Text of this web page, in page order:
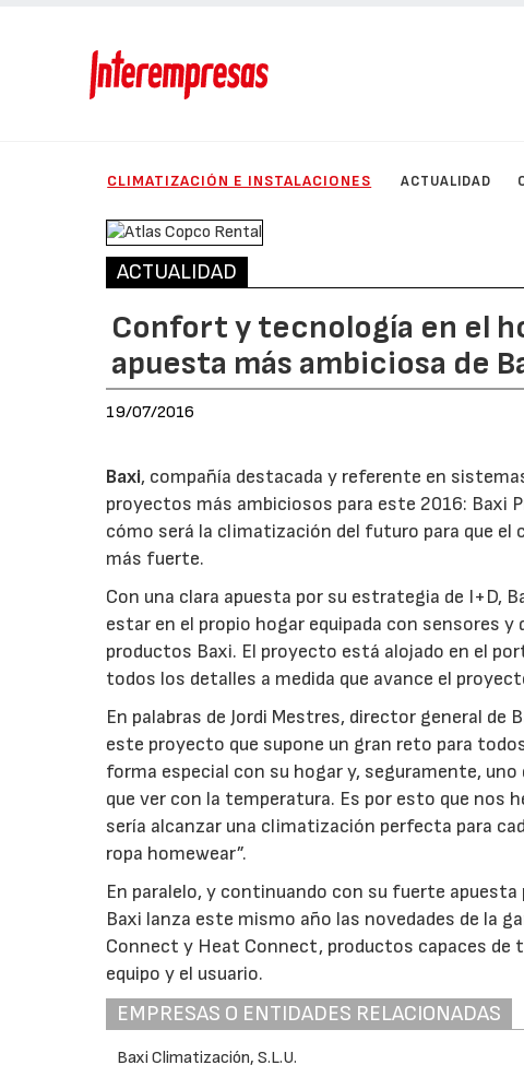
CLIMATIZACIÓN E INSTALACIONES ACTUALIDAD
ACTUALIDAD
Confort y tecnología en el
apuesta más ambiciosa de
19/07/2016
Baxi, compañía destacada y referente en
proyectos más ambiciosos para este 2016: Baxi
cómo será la climatización del futuro para que el
más fuerte.
Con una clara apuesta por su estrategia de I+D,
estar en el propio hogar equipada con sensores
productos Baxi. El proyecto está alojado en el
todos los detalles a medida que avance el
En palabras de Jordi Mestres, director general de
este proyecto que supone un gran reto para
forma especial con su hogar y, seguramente,
que ver con la temperatura. Es por esto que nos
sería alcanzar una climatización perfecta para
ropa homewear”.
En paralelo, y continuando con su fuerte
Baxi lanza este mismo año las novedades de la
Connect y Heat Connect, productos capaces
equipo y el usuario.
EMPRESAS O ENTIDADES RELACIONADAS
Baxi Climatización, S.L.U.